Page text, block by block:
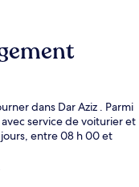
dans Dar Aziz . Parmi
service de voiturier et
entre 08 h 00 et